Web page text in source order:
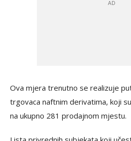
Ova mjera trenutno se realizuje
trgovaca naftnim derivatima, koji
na ukupno 281 prodajnom mjestu.